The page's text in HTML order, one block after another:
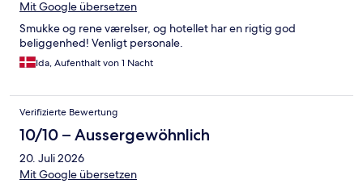
Mit Google übersetzen
Smukke og rene værelser, og hotellet har en rigtig god
beliggenhed! Venligt personale.
Ida, Aufenthalt von 1 Nacht
Verifizierte Bewertung
10/10 – Aussergewöhnlich
20. Juli 2026
Mit Google übersetzen